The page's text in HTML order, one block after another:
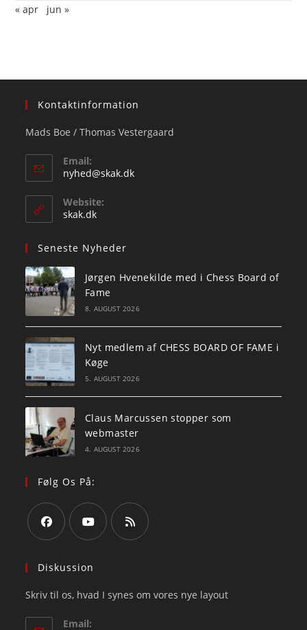
« apr jun »
Kontaktinformation
Mads Boe / Thomas Vestergaard
Email:
nyhed@skak.dkOpens
Website:
skak.dk
Seneste Nyheder
Jørgen Hvenekilde med i Chess Board of
Fame
8. AUGUST 2026
Nyt medlem af CHESS BOARD OF FAME i
Køge
5. AUGUST 2026
Claus Marcussen stopper som
webmaster
4. AUGUST 2026
Følg Os På:
in
new
tab
in
new
new
Diskussion
Skriv til os, hvad I synes om vores nye layout
Email: